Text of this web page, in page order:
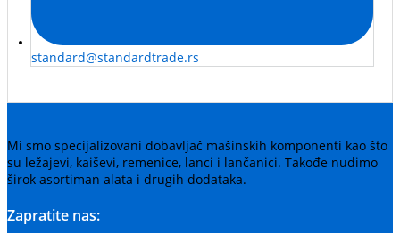
standard@standardtrade.rs
Mi smo specijalizovani dobavljač mašinskih komponenti kao što
su ležajevi, kaiševi, remenice, lanci i lančanici. Takođe nudimo
širok asortiman alata i drugih dodataka.
Zapratite nas: